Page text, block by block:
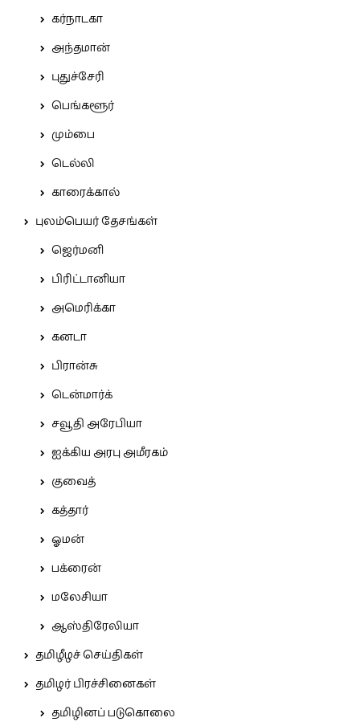
கர்நாடகா
அந்தமான்
புதுச்சேரி
பெங்களூர்
மும்பை
டெல்லி
காரைக்கால்
புலம்பெயர் தேசங்கள்
ஜெர்மனி
பிரிட்டானியா
அமெரிக்கா
கனடா
பிரான்சு
டென்மார்க்
சவூதி அரேபியா
ஐக்கிய அரபு அமீரகம்
குவைத்
கத்தார்
ஓமன்
பக்ரைன்
மலேசியா
ஆஸ்திரேலியா
தமிழீழச் செய்திகள்
தமிழர் பிரச்சினைகள்
தமிழினப் படுகொலை